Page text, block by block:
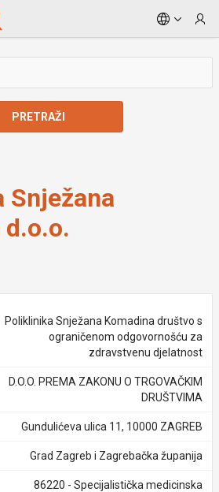
PRETRAŽI
Poliklinika Snježana Komadina društvo s
ograničenom odgovornošću za
zdravstvenu djelatnost
D.O.O. PREMA ZAKONU O TRGOVAČKIM
DRUŠTVIMA
Gundulićeva ulica 11, 10000 ZAGREB
Grad Zagreb i Zagrebačka županija
86220 - Specijalistička medicinska